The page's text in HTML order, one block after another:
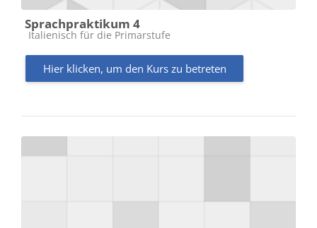
Sprachpraktikum 4
Kursbereich
Italienisch für die Primarstufe
Hier klicken, um den Kurs zu betreten